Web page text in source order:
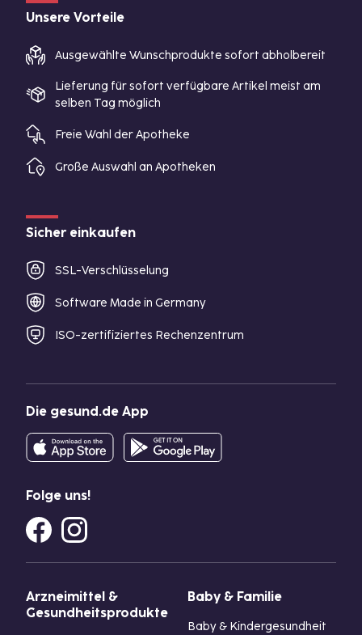
Unsere Vorteile
Ausgewählte Wunschprodukte sofort abholbereit
Lieferung für sofort verfügbare Artikel meist am
selben Tag möglich
Freie Wahl der Apotheke
Große Auswahl an Apotheken
Sicher einkaufen
SSL-Verschlüsselung
Software Made in Germany
ISO-zertifiziertes Rechenzentrum
Die gesund.de App
Folge uns!
Arzneimittel &
Gesundheitsprodukte
Baby & Familie
Baby & Kindergesundheit